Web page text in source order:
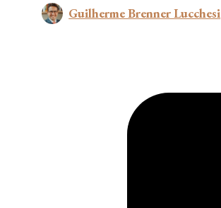
Guilherme Brenner Lucchesi